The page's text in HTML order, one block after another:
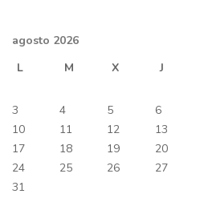
agosto 2026
L
M X J
3
4 5 6
10
11 12 13
17
18 19 20
24
25 26 27
31